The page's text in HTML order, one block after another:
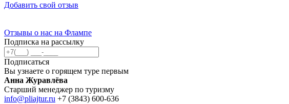
Добавить свой отзыв
Отзывы о нас на Флампе
Подписка на рассылку
Подписаться
Вы узнаете о горящем туре первым
Анна Журавлёва
Старший менеджер по туризму
info@pliajtur.ru +7 (3843) 600-636